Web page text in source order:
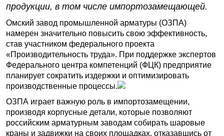
продукции, в том числе импортозамещающей.
Омский завод промышленной арматуры (ОЗПА)
намерен значительно повысить свою эффективность,
став участником федерального проекта
«Производительность труда». При поддержке экспертов
Федерального центра компетенций (ФЦК) предприятие
планирует сократить издержки и оптимизировать
производственные процессы.
ОЗПА играет важную роль в импортозамещении,
производя корпусные детали, которые позволяют
российским арматурным заводам собирать шаровые
краны и задвижки на своих площадках, отказавшись от